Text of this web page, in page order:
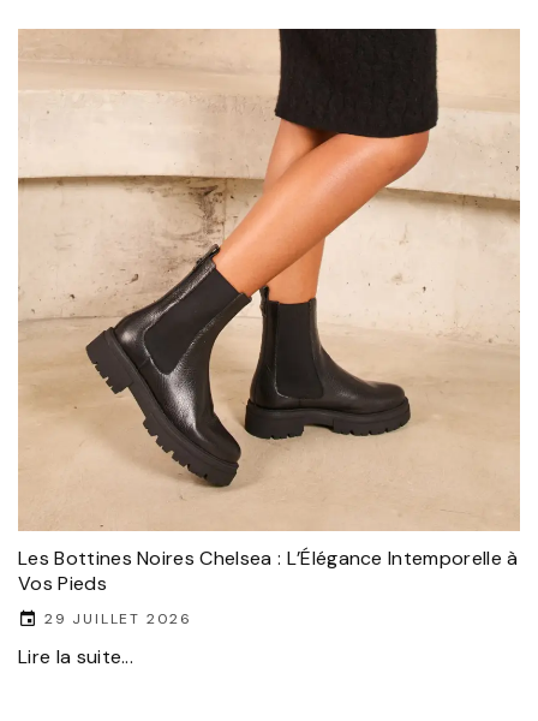
Les Bottines Noires Chelsea : L’Élégance Intemporelle à
Vos Pieds
29 JUILLET 2026
Lire la suite...